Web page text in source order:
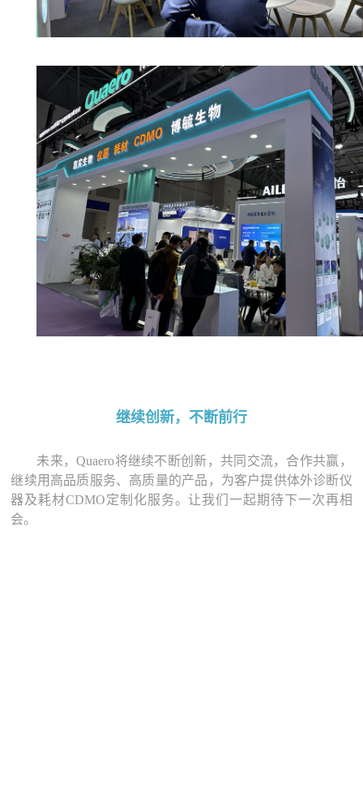
继续创新，不断前行
未来，Quaero将继续不断创新，共同交流，合作共赢，
继续用高品质服务、高质量的产品，为客户提供体外诊断仪
器及耗材CDMO定制化服务。让我们一起期待下一次再相
会。